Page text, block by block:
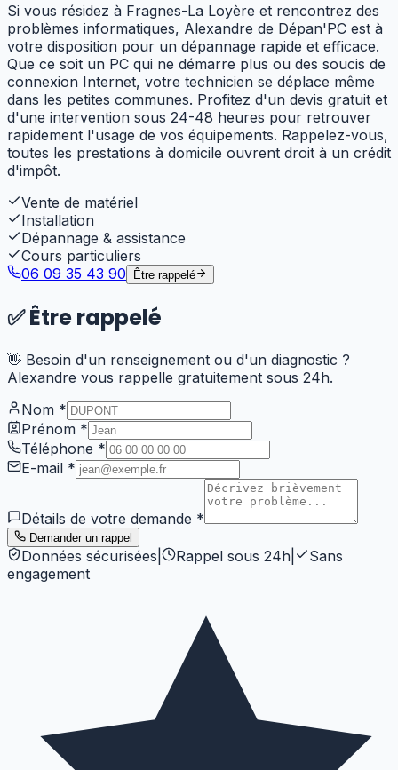
Si vous résidez à Fragnes-La Loyère et rencontrez des
problèmes informatiques, Alexandre de Dépan'PC est à
votre disposition pour un dépannage rapide et efficace.
Que ce soit un PC qui ne démarre plus ou des soucis de
connexion Internet, votre technicien se déplace même
dans les petites communes. Profitez d'un devis gratuit et
d'une intervention sous 24-48 heures pour retrouver
rapidement l'usage de vos équipements. Rappelez-vous,
toutes les prestations à domicile ouvrent droit à un crédit
d'impôt.
Vente de matériel
Installation
Dépannage & assistance
Cours particuliers
06 09 35 43 90
Être rappelé
✅Être rappelé
👋 Besoin d'un renseignement ou d'un diagnostic ?
Alexandre vous rappelle gratuitement sous 24h.
Nom *
Prénom *
Téléphone *
E-mail *
Détails de votre demande *
Demander un rappel
Données sécurisées Rappel sous 24h
Sans
engagement